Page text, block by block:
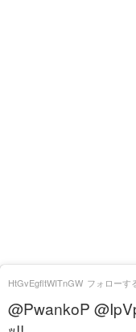
@PwankoP
HtGvEgfltWITnGW フォローす